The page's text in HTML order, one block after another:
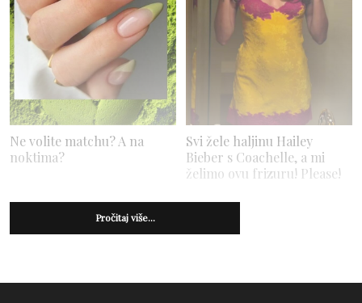
Ne volite matchu? A na
noktima?
Svi žele haljinu Hailey
Bieber s Coachelle, a mi
želimo ovu frizuru! Please!
Pročitaj više...